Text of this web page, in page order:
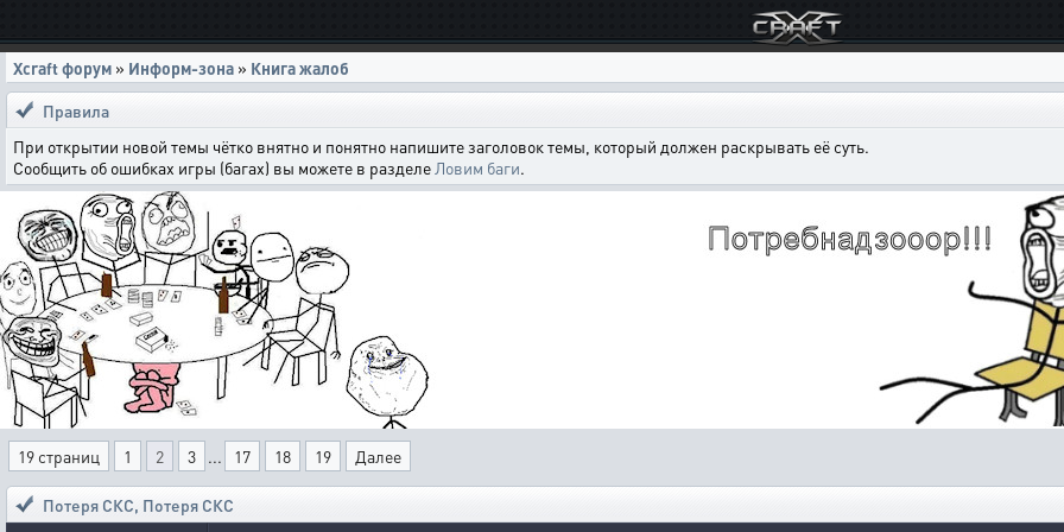
Xcraft форум » Информ-зона » Книга жалоб
Правила
При открытии новой темы чётко внятно и понятно напишите заголовок темы, который должен раскрывать её суть.
Сообщить об ошибках игры (багах) вы можете в разделе Ловим баги.
19 страниц 1 2 3 ... 17 18 19 Далее
Потеря СКС, Потеря СКС